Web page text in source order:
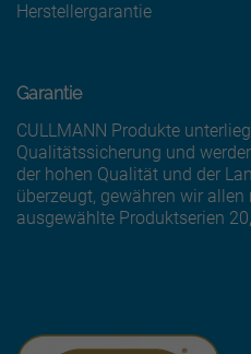
Herstellergarantie
Garantie
CULLMANN Produkte
Qualitätssicherung und
der hohen Qualität und der
überzeugt, gewähren wir
ausgewählte Produktserien